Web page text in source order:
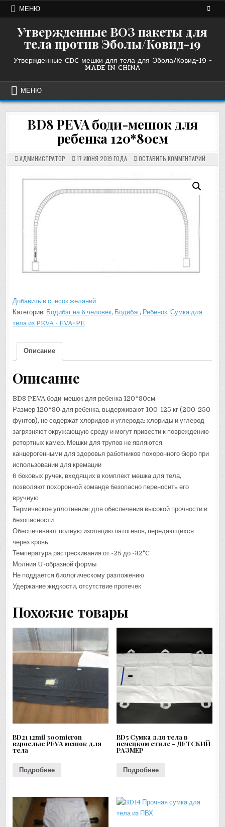
ПерейтиМЕНЮ
Утвержденные ВОЗ пакеты для
тела против Эболы/Ковид-19
Утвержденные CDC мешки для тела для Эбола/Ковид-19 -
MADE IN CHINA
МЕНЮ
BD8 PEVA боди-мешок для
ребенка 120*80см
АДМИНИСТРАТОР 17 ИЮНЯ 2019 ГОДА ОСТАВИТЬ КОММЕНТАРИЙ
BD8
Добавить в список желаний
Категории: Бодибэг на 6 человек, Бодибэг, Ребенок,Сумка для
тела из PEVA - EVA+PE
Описание
Описание
BD8 PEVA боди-мешок для ребенка 120*80см
Размер 120*80 для ребенка, выдерживают 100-125 кг (200-250
фунтов), не содержат хлоридов и углерода: хлориды и углерод
загрязняют окружающую среду и могут привести к повреждению
ретортных камер. Мешки для трупов не являются
канцерогенными для здоровья работников похоронного бюро при
использовании для кремации
6 боковых ручек, входящих в комплект мешка для тела,
позволяют похоронной команде безопасно переносить его
вручную
Термическое уплотнение: для обеспечения высокой прочности и
безопасности
Обеспечивают полную изоляцию патогенов, передающихся
через кровь
Температура растрескивания от -25 до -32°C
Молния U-образной формы
Не поддается биологическому разложению
Удержание жидкости, отсутствие протечек
Похожие товары
BD21 12mil 300micron
взрослые PEVA мешок для
тела
Подробнее
BD5 Сумка для тела в
немецком стиле - ДЕТСКИЙ
РАЗМЕР
Подробнее